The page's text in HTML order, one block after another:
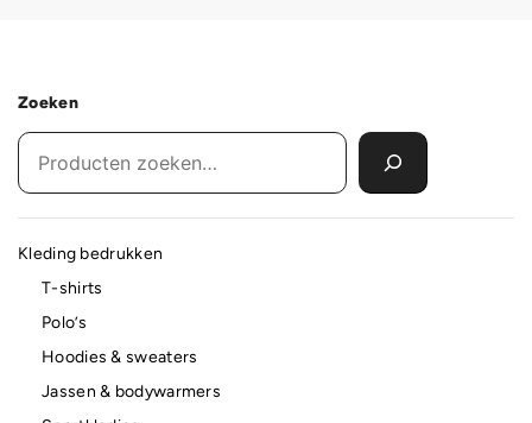
Zoeken
Kleding bedrukken
T-shirts
Polo’s
Hoodies & sweaters
Jassen & bodywarmers